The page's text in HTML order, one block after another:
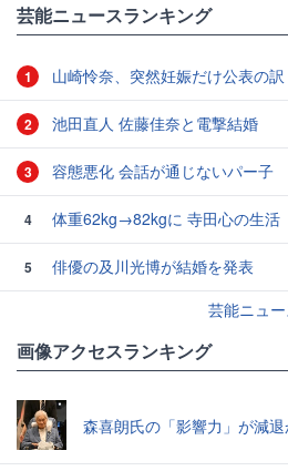
芸能ニュースランキング
1 山崎怜奈、突然妊娠だけ公表の訳
2 池田直人 佐藤佳奈と電撃結婚
3 容態悪化 会話が通じないパー子
4 体重62kg→82kgに 寺田心の生活
5
俳優の及川光博が結婚を発表
芸能ニュ
画像アクセスランキング
森喜朗氏の「影響力」が減